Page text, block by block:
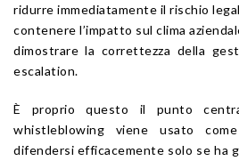
ridurre immediatamente il rischio
contenere l’impatto sul clima
dimostrare la correttezza della
escalation.
È proprio questo il punto
whistleblowing viene usato
difendersi efficacemente solo se ha